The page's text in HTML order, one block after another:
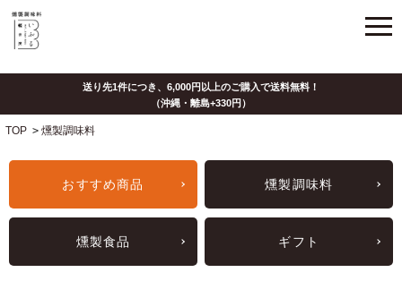
TOP > 燻製調味料
おすすめ商品 燻製調味料
燻製食品 ギフト